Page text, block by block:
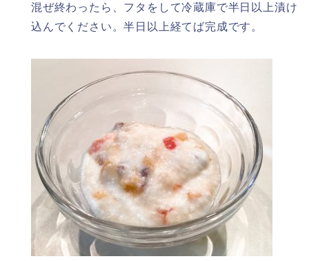
混ぜ終わったら、フタをして冷蔵庫で半日以上漬け
込んでください。半日以上経てば完成です。